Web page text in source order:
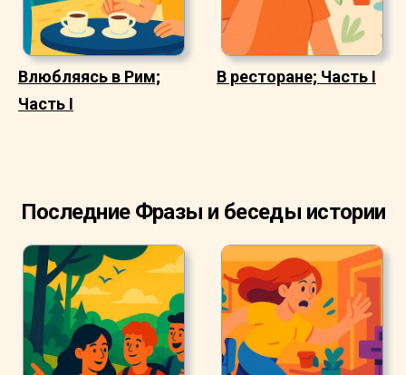
Влюбляясь в Рим;
Часть I
В ресторане; Часть I
Последние Фразы и беседы истории